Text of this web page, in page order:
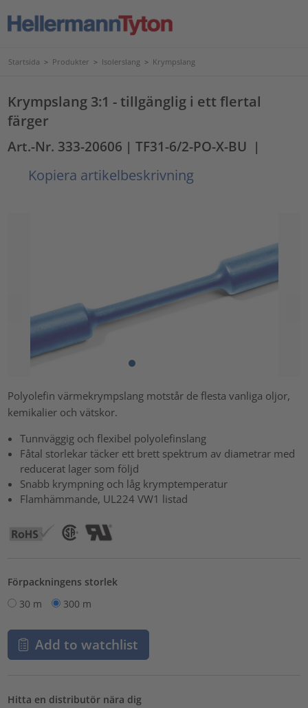
Startsida > Produkter > Isolerslang > Krympslang
Krympslang 3:1 - tillgänglig i ett flertal
färger
Art.-Nr. 333-20606 | TF31-6/2-PO-X-BU |
Kopiera artikelbeskrivning
Polyolefin värmekrympslang motstår de flesta vanliga oljor,
kemikalier och vätskor.
Tunnväggig och flexibel polyolefinslang
Fåtal storlekar täcker ett brett spektrum av diametrar med
reducerat lager som följd
Snabb krympning och låg krymptemperatur
Flamhämmande, UL224 VW1 listad
Förpackningens storlek
30 m
300 m
Add to watchlist
Hitta en distributör nära dig